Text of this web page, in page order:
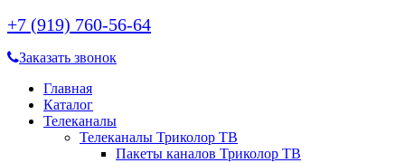
+7 (919) 760-56-64
Заказать звонок
Главная
Каталог
Телеканалы
Телеканалы Триколор ТВ
Пакеты каналов Триколор ТВ